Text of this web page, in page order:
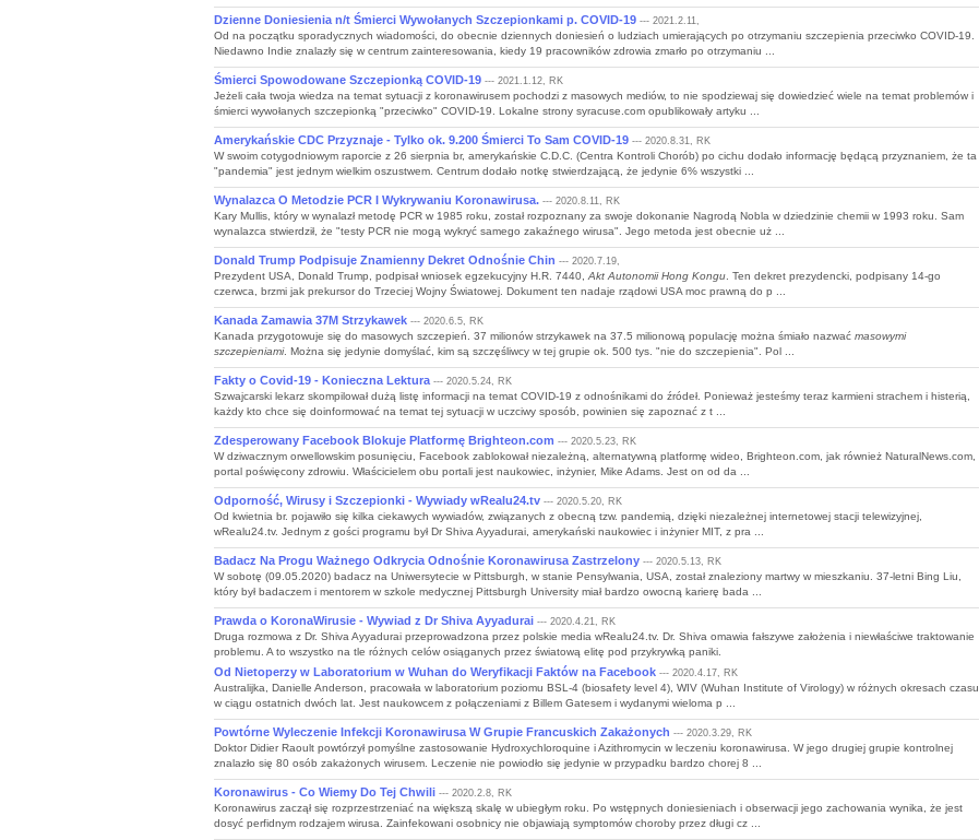
Dzienne Doniesienia n/t Śmierci Wywołanych Szczepionkami p. COVID-19 --- 2021.2.11,
Od na początku sporadycznych wiadomości, do obecnie dziennych doniesień o ludziach umierających po otrzymaniu szczepienia przeciwko COVID-19.
Niedawno Indie znalazły się w centrum zainteresowania, kiedy 19 pracowników zdrowia zmarło po otrzymaniu ...
Śmierci Spowodowane Szczepionką COVID-19 --- 2021.1.12, RK
Jeżeli cała twoja wiedza na temat sytuacji z koronawirusem pochodzi z masowych mediów, to nie spodziewaj się dowiedzieć wiele na temat problemów i
śmierci wywołanych szczepionką "przeciwko" COVID-19. Lokalne strony syracuse.com opublikowały artyku ...
Amerykańskie CDC Przyznaje - Tylko ok. 9.200 Śmierci To Sam COVID-19 --- 2020.8.31, RK
W swoim cotygodniowym raporcie z 26 sierpnia br, amerykańskie C.D.C. (Centra Kontroli Chorób) po cichu dodało informację będącą przyznaniem, że ta
"pandemia" jest jednym wielkim oszustwem. Centrum dodało notkę stwierdzającą, że jedynie 6% wszystki ...
Wynalazca O Metodzie PCR I Wykrywaniu Koronawirusa. --- 2020.8.11, RK
Kary Mullis, który w wynalazł metodę PCR w 1985 roku, został rozpoznany za swoje dokonanie Nagrodą Nobla w dziedzinie chemii w 1993 roku. Sam
wynalazca stwierdził, że "testy PCR nie mogą wykryć samego zakaźnego wirusa". Jego metoda jest obecnie uż ...
Donald Trump Podpisuje Znamienny Dekret Odnośnie Chin --- 2020.7.19,
Prezydent USA, Donald Trump, podpisał wniosek egzekucyjny H.R. 7440,Akt Autonomii Hong Kongu. Ten dekret prezydencki, podpisany 14-go
czerwca, brzmi jak prekursor do Trzeciej Wojny Światowej. Dokument ten nadaje rządowi USA moc prawną do p ...
Kanada Zamawia 37M Strzykawek --- 2020.6.5, RK
Kanada przygotowuje się do masowych szczepień. 37 milionów strzykawek na 37.5 milionową populację można śmiało nazwać masowymi
szczepieniami. Można się jedynie domyślać, kim są szczęśliwcy w tej grupie ok. 500 tys. "nie do szczepienia". Pol ...
Fakty o Covid-19 - Konieczna Lektura--- 2020.5.24, RK
Szwajcarski lekarz skompilował dużą listę informacji na temat COVID-19 z odnośnikami do źródeł. Ponieważ jesteśmy teraz karmieni strachem i histerią,
każdy kto chce się doinformować na temat tej sytuacji w uczciwy sposób, powinien się zapoznać z t ...
Zdesperowany Facebook Blokuje Platformę Brighteon.com --- 2020.5.23, RK
W dziwacznym orwellowskim posunięciu, Facebook zablokował niezależną, alternatywną platformę wideo, Brighteon.com, jak również NaturalNews.com,
portal poświęcony zdrowiu. Właścicielem obu portali jest naukowiec, inżynier, Mike Adams. Jest on od da ...
Odporność, Wirusy i Szczepionki - Wywiady wRealu24.tv --- 2020.5.20, RK
Od kwietnia br. pojawiło się kilka ciekawych wywiadów, związanych z obecną tzw. pandemią, dzięki niezależnej internetowej stacji telewizyjnej,
wRealu24.tv. Jednym z gości programu był Dr Shiva Ayyadurai, amerykański naukowiec i inżynier MIT, z pra ...
Badacz Na Progu Ważnego Odkrycia Odnośnie Koronawirusa Zastrzelony --- 2020.5.13, RK
W sobotę (09.05.2020) badacz na Uniwersytecie w Pittsburgh, w stanie Pensylwania, USA, został znaleziony martwy w mieszkaniu. 37-letni Bing Liu,
który był badaczem i mentorem w szkole medycznej Pittsburgh University miał bardzo owocną karierę bada ...
Prawda o KoronaWirusie - Wywiad z Dr Shiva Ayyadurai --- 2020.4.21, RK
Druga rozmowa z Dr. Shiva Ayyadurai przeprowadzona przez polskie media wRealu24.tv. Dr. Shiva omawia fałszywe założenia i niewłaściwe traktowanie
problemu. A to wszystko na tle różnych celów osiąganych przez światową elitę pod przykrywką paniki.
Od Nietoperzy w Laboratorium w Wuhan do Weryfikacji Faktów na Facebook --- 2020.4.17, RK
Australijka, Danielle Anderson, pracowała w laboratorium poziomu BSL-4 (biosafety level 4), WIV (Wuhan Institute of Virology) w różnych okresach czasu
w ciągu ostatnich dwóch lat. Jest naukowcem z połączeniami z Billem Gatesem i wydanymi wieloma p ...
Powtórne Wyleczenie Infekcji Koronawirusa W Grupie Francuskich Zakażonych --- 2020.3.29, RK
Doktor Didier Raoult powtórzył pomyślne zastosowanie Hydroxychloroquine i Azithromycin w leczeniu koronawirusa. W jego drugiej grupie kontrolnej
znalazło się 80 osób zakażonych wirusem. Leczenie nie powiodło się jedynie w przypadku bardzo chorej 8 ...
Koronawirus - Co Wiemy Do Tej Chwili --- 2020.2.8, RK
Koronawirus zaczął się rozprzestrzeniać na większą skalę w ubiegłym roku. Po wstępnych doniesieniach i obserwacji jego zachowania wynika, że jest
dosyć perfidnym rodzajem wirusa. Zainfekowani osobnicy nie objawiają symptomów choroby przez długi cz ...